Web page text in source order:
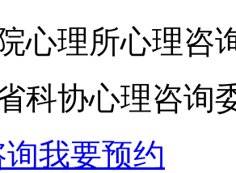
心理所心理咨
科协心理咨询
我要预约